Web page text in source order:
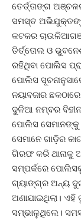
ତେର୍ତ୍ତାଙ୍ଗ
ସମସ୍ତ ଅଭିଯୁକ୍ତଙ୍କୁ
କଟକର
ତିର୍ତ୍ତୋଲ ଓ
ରହିଥିବା ପୋଲିସ
ପୋଲିସ
ନୟାବଜାର
ଦୁଳିଆ ନମ୍ବର
ପୋଲିସ ସେମାନଙ୍କୁ
ସେମାନେ ଗାଡ଼ିର
ଗିରଫ କରି ଥାନାକୁ
ସମ୍ପର୍କରେ
ଗ୍ୟାଙ୍ଗ୍‌ର ଅନ୍ୟ
ଅଣାଯାଇଥିଲା।
ସମ୍ଭାଳୁଥିଲେ।